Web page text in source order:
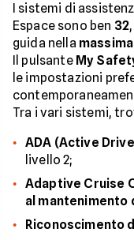
I sistemi di
Espace sono ben 32
guida nella
Il pulsante My
le impostazioni
Tra i vari sistemi,
ADA (Active
livello 2;
Adaptive Cruise
al mantenimento
Riconoscimento